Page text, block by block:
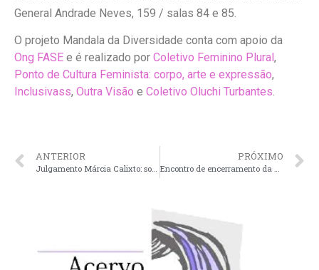
General Andrade Neves, 159 / salas 84 e 85.
O projeto Mandala da Diversidade conta com apoio da
Ong FASE e é realizado por Coletivo Feminino Plural ,
Ponto de Cultura Feminista: corpo, arte e expressão,
Inclusivass, Outra Visão e Coletivo Oluchi Turbantes.
ANTERIOR PRÓXIMO